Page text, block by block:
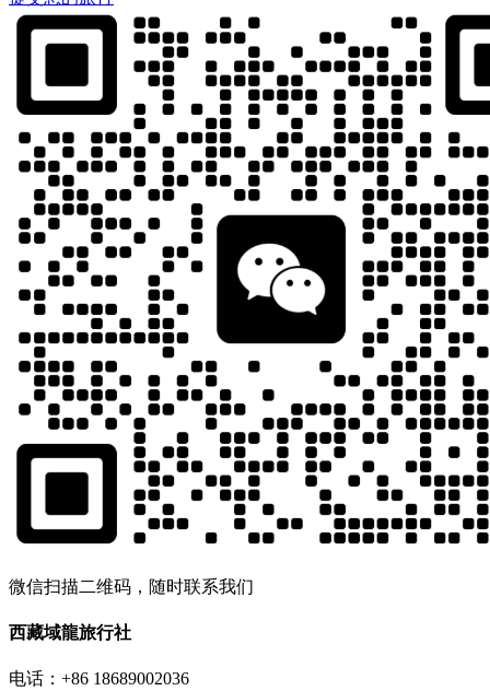
微信扫描二维码，随时联系我们
西藏域龍旅行社
电话：+86 18689002036